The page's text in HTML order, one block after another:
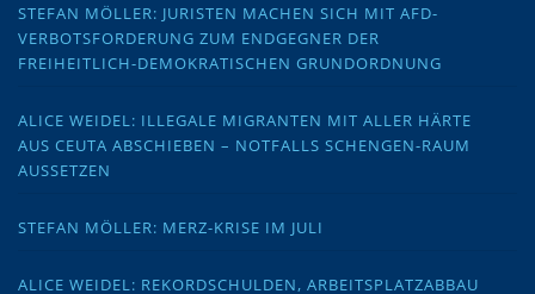
STEFAN MÖLLER: JURISTEN MACHEN SICH MIT AFD-
VERBOTSFORDERUNG ZUM ENDGEGNER DER
FREIHEITLICH-DEMOKRATISCHEN GRUNDORDNUNG
ALICE WEIDEL: ILLEGALE MIGRANTEN MIT ALLER HÄRTE
AUS CEUTA ABSCHIEBEN – NOTFALLS SCHENGEN-RAUM
AUSSETZEN
STEFAN MÖLLER: MERZ-KRISE IM JULI
ALICE WEIDEL: REKORDSCHULDEN, ARBEITSPLATZABBAU